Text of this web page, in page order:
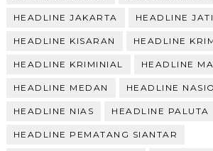
HEADLINE JAKARTA HEADLINE
HEADLINE KISARAN HEADLINE
HEADLINE KRIMINIAL HEADLINE
HEADLINE MEDAN HEADLINE
HEADLINE NIAS HEADLINE PALUTA
HEADLINE PEMATANG SIANTAR